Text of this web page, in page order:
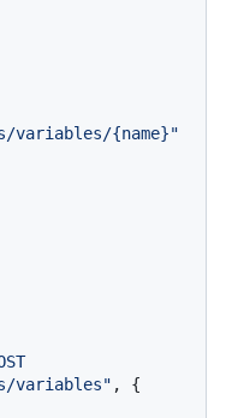
variables/{name}"
variables" , {